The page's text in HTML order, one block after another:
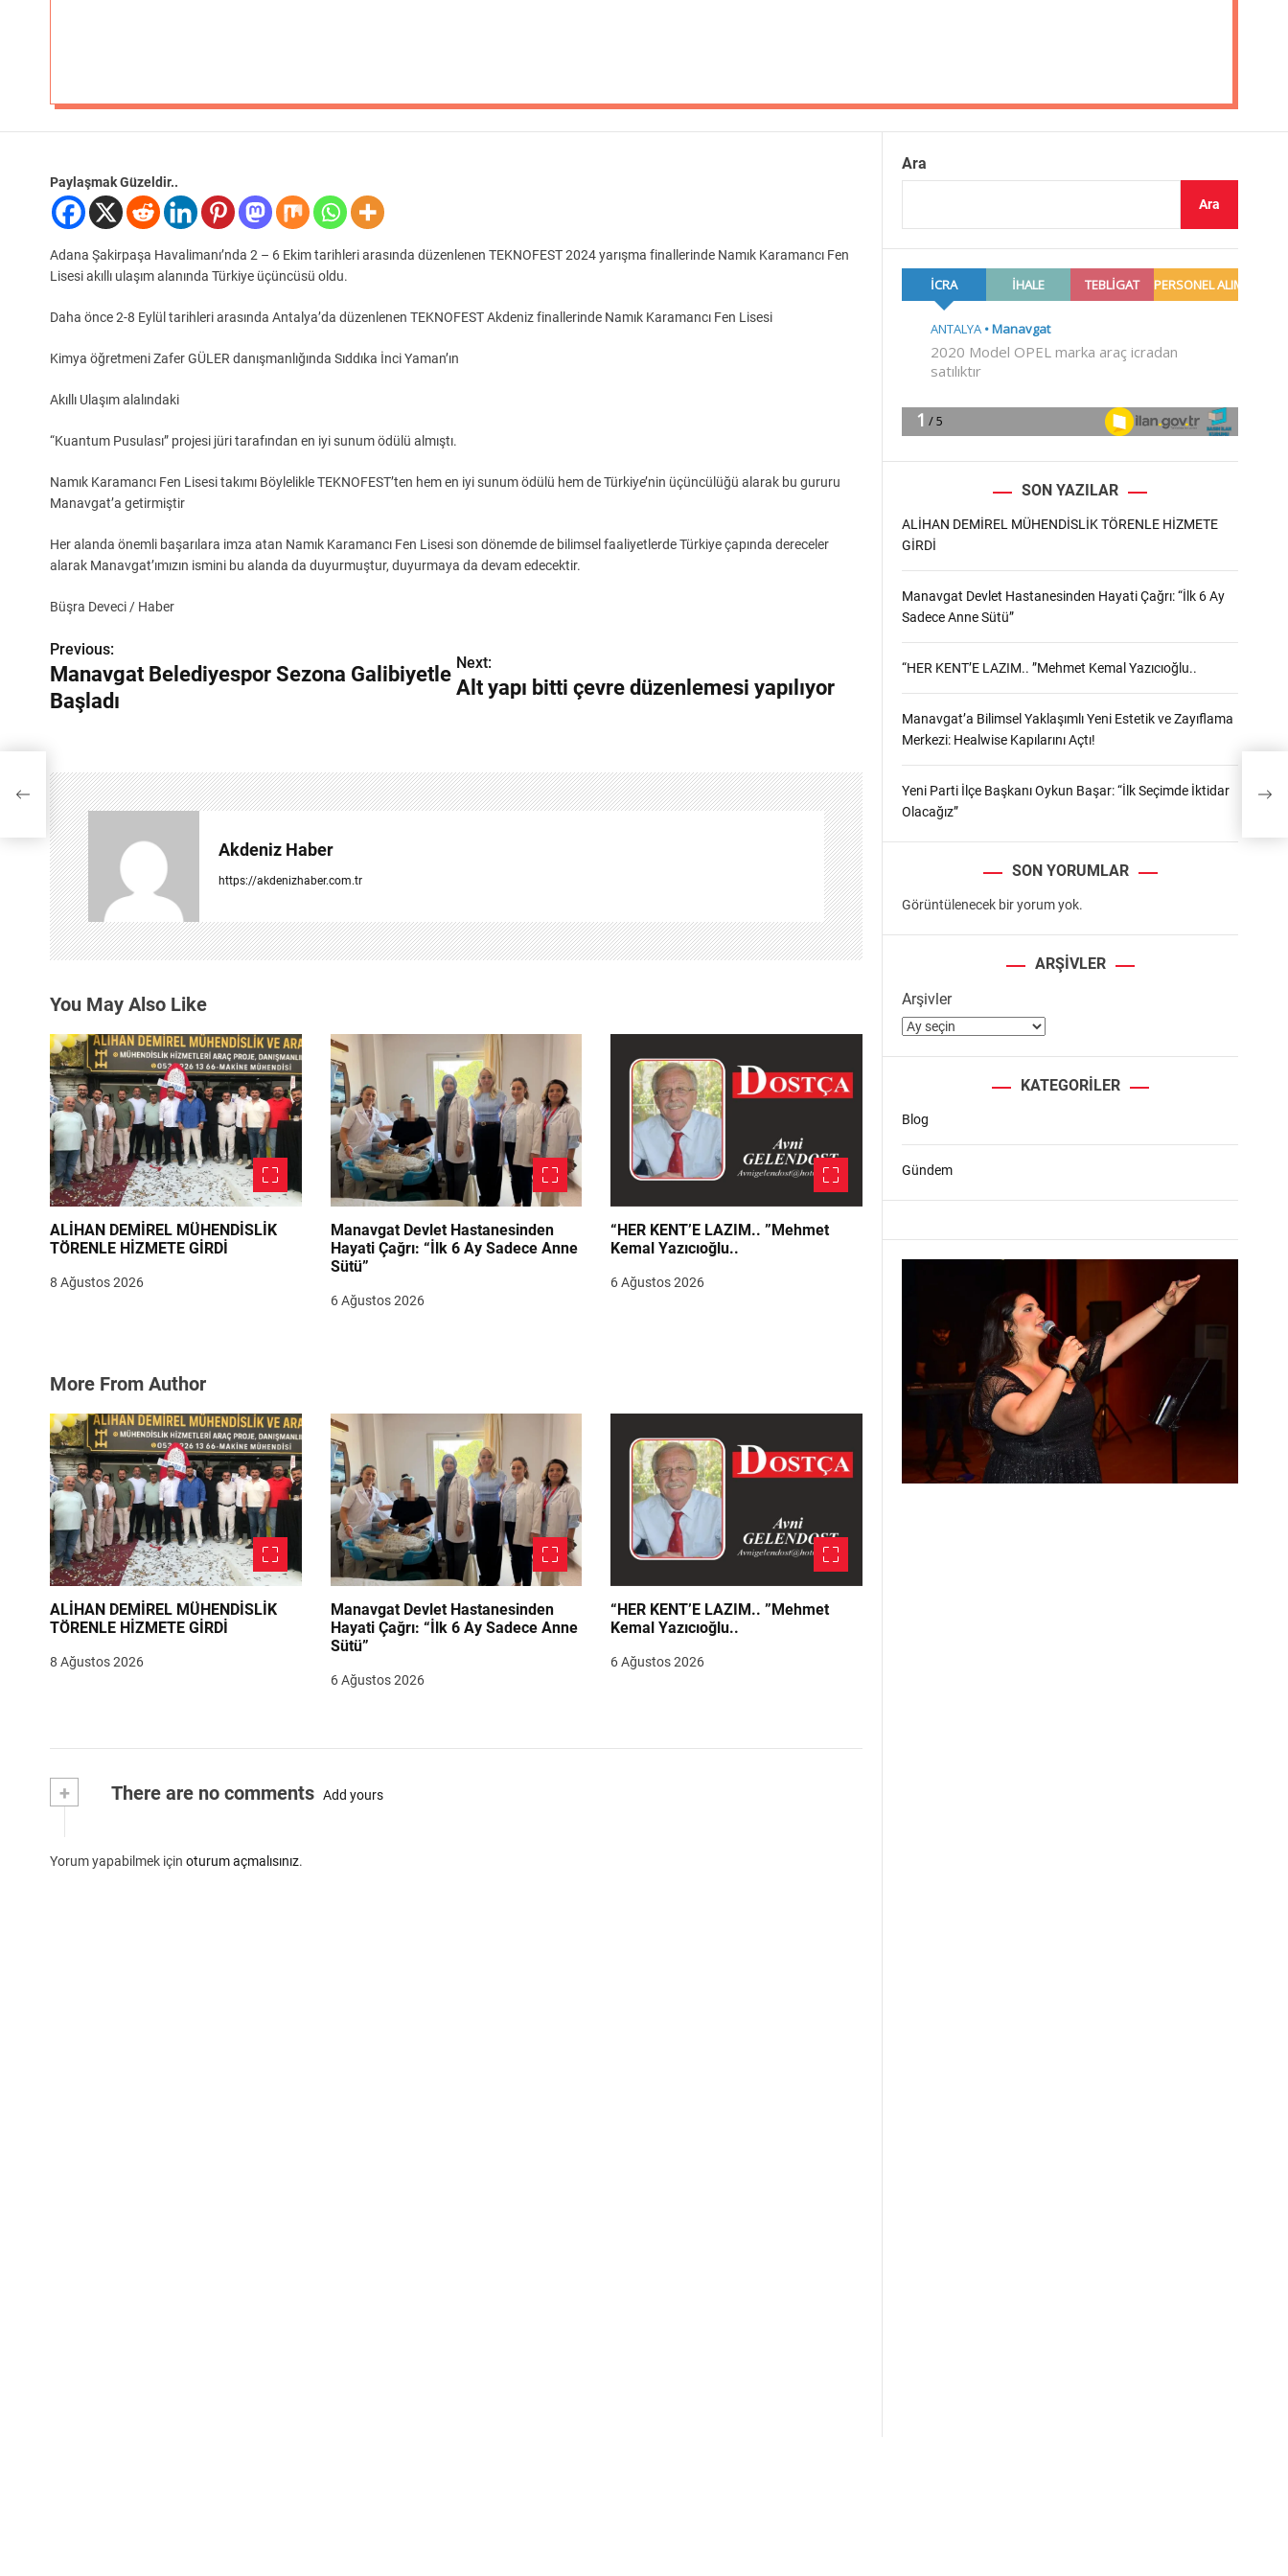
Paylaşmak Güzeldir..
Adana Şakirpaşa Havalimanı’nda 2 – 6 Ekim tarihleri arasında düzenlenen TEKNOFEST 2024 yarışma finallerinde Namık Karamancı Fen
Lisesi akıllı ulaşım alanında Türkiye üçüncüsü oldu.
Daha önce 2-8 Eylül tarihleri arasında Antalya’da düzenlenen TEKNOFEST Akdeniz finallerinde Namık Karamancı Fen Lisesi
Kimya öğretmeni Zafer GÜLER danışmanlığında Sıddıka İnci Yaman’ın
Akıllı Ulaşım alalındaki
“Kuantum Pusulası” projesi jüri tarafından en iyi sunum ödülü almıştı.
Namık Karamancı Fen Lisesi takımı Böylelikle TEKNOFEST’ten hem en iyi sunum ödülü hem de Türkiye’nin üçüncülüğü alarak bu gururu
Manavgat’a getirmiştir
Her alanda önemli başarılara imza atan Namık Karamancı Fen Lisesi son dönemde de bilimsel faaliyetlerde Türkiye çapında dereceler
alarak Manavgat’ımızın ismini bu alanda da duyurmuştur, duyurmaya da devam edecektir.
Büşra Deveci / Haber
Y
a
g
e
z
i
n
e
s
i
Previous:
Manavgat Belediyespor Sezona Galibiyetle
Başladı
Next:
Alt yapı bitti çevre düzenlemesi yapılıyor
Akdeniz Haber
https://akdenizhaber.com.tr
You May Also Like
ALİHAN DEMİREL MÜHENDİSLİK
TÖRENLE HİZMETE GİRDİ
8 Ağustos 2026
Manavgat Devlet Hastanesinden
Hayati Çağrı: “İlk 6 Ay Sadece Anne
Sütü”
6 Ağustos 2026
“HER KENT’E LAZIM.. ”Mehmet
Kemal Yazıcıoğlu..
6 Ağustos 2026
More From Author
ALİHAN DEMİREL MÜHENDİSLİK
TÖRENLE HİZMETE GİRDİ
8 Ağustos 2026
Manavgat Devlet Hastanesinden
Hayati Çağrı: “İlk 6 Ay Sadece Anne
Sütü”
6 Ağustos 2026
“HER KENT’E LAZIM.. ”Mehmet
Kemal Yazıcıoğlu..
6 Ağustos 2026
+ There are no comments Add yours
Yorum yapabilmek için oturum açmalısınız.
Ara
Ara
SON YAZILAR
ALİHAN DEMİREL MÜHENDİSLİK TÖRENLE HİZMETE
GİRDİ
Manavgat Devlet Hastanesinden Hayati Çağrı: “İlk 6 Ay
Sadece Anne Sütü”
“HER KENT’E LAZIM.. ”Mehmet Kemal Yazıcıoğlu..
Manavgat’a Bilimsel Yaklaşımlı Yeni Estetik ve Zayıflama
Merkezi: Healwise Kapılarını Açtı!
Yeni Parti İlçe Başkanı Oykun Başar: “İlk Seçimde İktidar
Olacağız”
SON YORUMLAR
Görüntülenecek bir yorum yok.
ARŞIVLER
Arşivler
KATEGORILER
Blog
Gündem